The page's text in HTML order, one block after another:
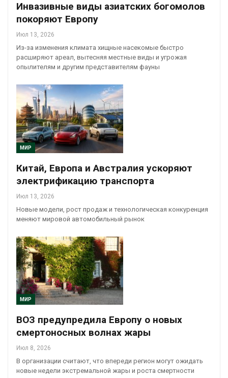
Инвазивные виды азиатских богомолов
покоряют Европу
Июл 13, 2026
Из-за изменения климата хищные насекомые быстро
расширяют ареал, вытесняя местные виды и угрожая
опылителям и другим представителям фауны
МИР
Китай, Европа и Австралия ускоряют
электрификацию транспорта
Июл 13, 2026
Новые модели, рост продаж и технологическая конкуренция
меняют мировой автомобильный рынок
МИР
ВОЗ предупредила Европу о новых
смертоносных волнах жары
Июл 8, 2026
В организации считают, что впереди регион могут ожидать
новые недели экстремальной жары и роста смертности